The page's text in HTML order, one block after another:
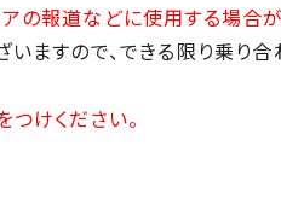
の報道などに使用する場合
ますので、できる限り乗
けください。